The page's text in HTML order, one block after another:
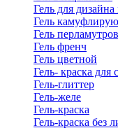
Гель для дизайна
Гель
Гель
Гель френч
Гель цветной
Гель- краска для
Гель-глиттер
Гель-желе
Гель-краска
Гель-краска без